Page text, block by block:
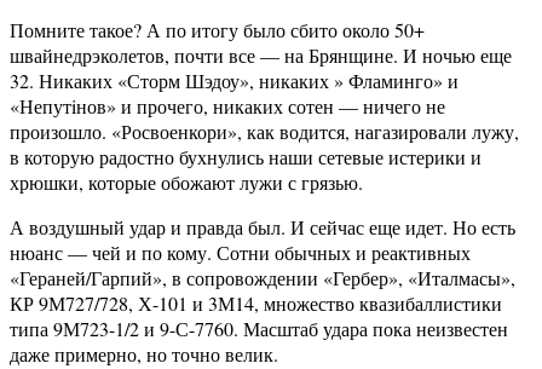
Помните такое? А по итогу было сбито около 50+
швайнедрэколетов, почти все — на Брянщине. И ночью еще
32. Никаких «Сторм Шэдоу», никаких » Фламинго» и
«Непутiнов» и прочего, никаких сотен — ничего не
произошло. «Росвоенкори», как водится, нагазировали лужу,
в которую радостно бухнулись наши сетевые истерики и
хрюшки, которые обожают лужи с грязью.
А воздушный удар и правда был. И сейчас еще идет. Но есть
нюанс — чей и по кому. Сотни обычных и реактивных
«Гераней/Гарпий», в сопровождении «Гербер», «Италмасы»,
КР 9М727/728, Х-101 и 3М14, множество квазибаллистики
типа 9М723-1/2 и 9-С-7760. Масштаб удара пока неизвестен
даже примерно, но точно велик.